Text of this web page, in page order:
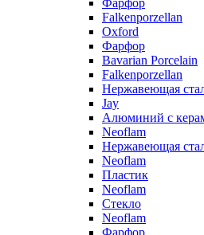
Фарфор
Falkenporzellan
Oxford
Фарфор
Bavarian Porcelain
Falkenporzellan
Нержавеющая
Jay
Алюминий с
Neoflam
Нержавеющая
Neoflam
Пластик
Neoflam
Стекло
Neoflam
Фарфор